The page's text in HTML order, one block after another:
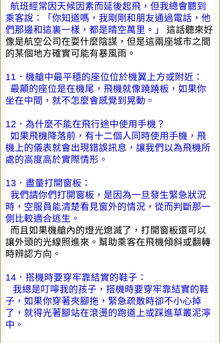
航班經常因天候因素而延後起飛，但我總會聽到
乘客說：「你知道嗎，我剛剛和朋友通過電話，他
們那邊和這裏一樣，都是晴空萬里。」
這話聽來好
像是航空公司在耍什麼陰謀，但是這兩座城市之間
的某個地方確實可能有暴風雨。
11 ．機艙中最平穩的座位位於機翼上方或附近：
最顛的座位是在機尾，飛機就像蹺蹺板，如果你
坐在中間，就不怎麼會感覺到晃動。
12 ．為什麼不能在飛行途中使用手機？
如果飛機降落前，有十二個人同時使用手機，飛
機上的儀表就會出現錯誤訊息，讓我們以為飛機所
處的高度高於實際情形。
13 ．盡量打開窗板：
我們請你們打開窗板，是因為一旦發生緊急狀況
時，空服員能清楚看見窗外的情況，從而判斷那一
側比較適合逃生。
而且如果機艙內的燈光熄滅了，打開窗板還可以
讓外頭的光線照進來。幫助乘客在飛機傾斜或翻轉
時辨認方向。
14 ．搭機時要穿牢靠結實的鞋子：
我總是叮嚀我的孩子，搭機時要穿牢靠結實的鞋
子，如果你穿著夾腳拖，緊急疏散時卻不小心掉
了，就得光著腳站在滾燙的跑道上或踩進草叢泥濘
中。